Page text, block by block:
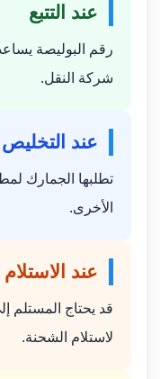
عند التتبع
رقم البوليصة
شركة النقل.
عند التخليص
تطلبها الجمارك
الأخرى.
عند الاستلام
قد يحتاج المستلم
لاستلام الشحنة.